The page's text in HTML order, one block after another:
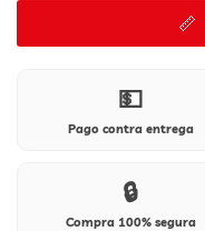
💵
Pago contra entrega
🔒
Compra 100% segura